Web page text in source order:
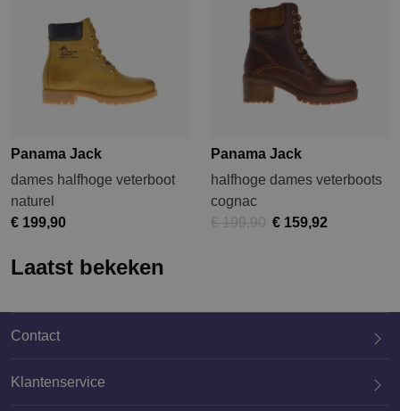
Panama Jack
dames halfhoge veterboot
naturel
€ 199,90
Panama Jack
halfhoge dames veterboots
cognac
€ 199,90 € 159,92
Laatst bekeken
Contact
Klantenservice